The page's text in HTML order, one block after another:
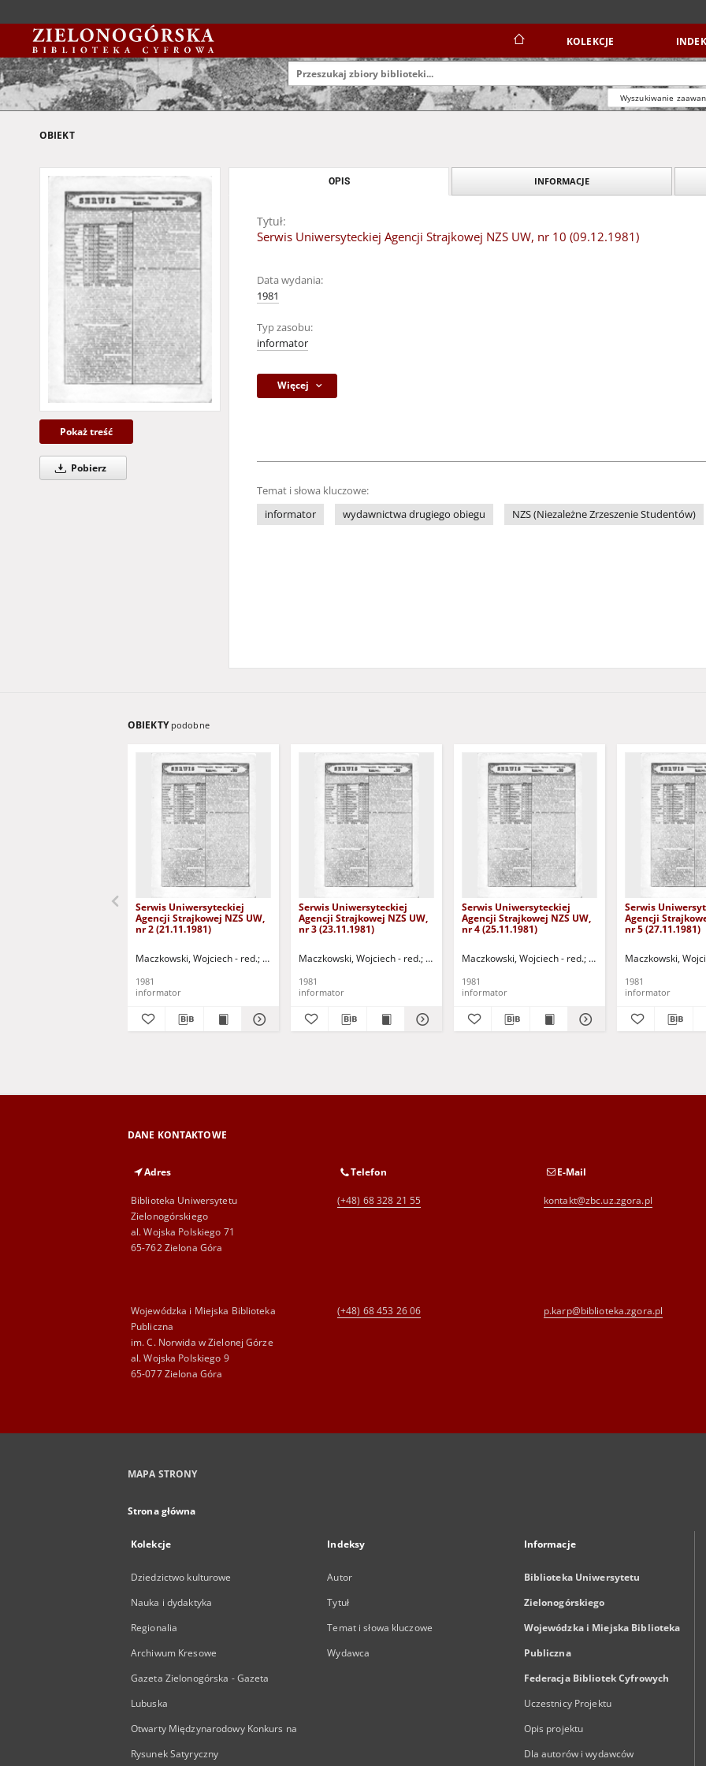
KOLEKCJE
Wyszukiwanie
OBIEKT
Pokaż treść
Pobierz
OPIS INFORMACJE
Tytuł:
Serwis Uniwersyteckiej Agencji Strajkowej NZS UW, nr 10 (09.12.1981)
Data wydania:
1981
Typ zasobu:
informator
Więcej
Temat i słowa kluczowe:
informator
wydawnictwa drugiego obiegu NZS (Niezależne Zrzeszenie Studentów)
OBIEKTY podobne
Serwis Uniwersyteckiej
Agencji Strajkowej NZS UW,
nr 2 (21.11.1981)
Maczkowski, Wojciech - red. Onoszko, Joanna - red. Mielczarek, Adam - red. Jantar, Marek - red. Dąbrowski, Piotr - red.
1981
informator
Serwis Uniwersyteckiej
Agencji Strajkowej NZS UW,
nr 3 (23.11.1981)
Maczkowski, Wojciech - red. Onoszko, Joanna - red. Jantar, Marek - red. Dąbrowski, Piotr -
1981
informator
Serwis Uniwersyteckiej
Agencji Strajkowej NZS UW,
nr 4 (25.11.1981)
Maczkowski, Wojciech - red. Onoszko, Joanna - red.
1981
informator
Serwis
Agencji
nr 5 (27.11.1981)
Maczkowski,
1981
informator
DANE KONTAKTOWE
Adres
Biblioteka Uniwersytetu
Zielonogórskiego
al. Wojska Polskiego 71
65-762 Zielona Góra
Telefon
(+48) 68 328 21 55
E-Mail
kontakt@zbc.uz.zgora.pl
Wojewódzka i Miejska Biblioteka
Publiczna
im. C. Norwida w Zielonej Górze
al. Wojska Polskiego 9
65-077 Zielona Góra
(+48) 68 453 26 06 p.karp@biblioteka.zgora.pl
MAPA STRONY
Strona główna
Kolekcje
Dziedzictwo kulturowe
Nauka i dydaktyka
Regionalia
Archiwum Kresowe
Gazeta Zielonogórska - Gazeta
Lubuska
Otwarty Międzynarodowy Konkurs na
Rysunek Satyryczny
Indeksy
Autor
Tytuł
Temat i słowa kluczowe
Wydawca
Informacje
Biblioteka Uniwersytetu
Zielonogórskiego
Wojewódzka i Miejska Biblioteka
Publiczna
Federacja Bibliotek Cyfrowych
Uczestnicy Projektu
Opis projektu
Dla autorów i wydawców